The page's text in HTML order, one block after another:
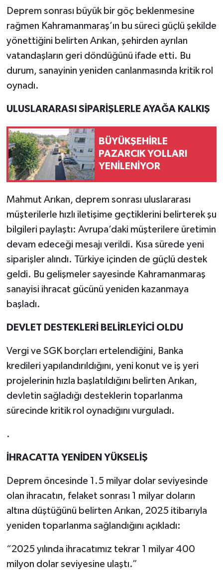
Deprem sonrası büyük bir göç beklenmesine
rağmen Kahramanmaraş’ın bu süreci güçlü şekilde
yönettiğini belirten Arıkan, şehirden ayrılan
vatandaşların geri döndüğünü ifade etti. Bu
durum, sanayinin yeniden canlanmasında kritik rol
oynadı.
ULUSLARARASI SİPARİŞLERLE AYAĞA KALKIŞ
BÜYÜKŞEHİRLE
PAZARCIK YOLLARI
YENİLENİYOR
Mahmut Arıkan, deprem sonrası uluslararası
müşterilerle hızlı iletişime geçtiklerini belirterek şu
bilgileri paylaştı: Avrupa’daki müşterilere üretimin
devam edeceği mesajı verildi. Kısa sürede yeni
siparişler alındı. Türkiye içinden de güçlü destek
geldi. Bu gelişmeler sayesinde Kahramanmaraş
sanayisi ihracat gücünü yeniden kazanmaya
başladı.
DEVLET DESTEKLERİ BELİRLEYİCİ OLDU
Vergi ve SGK borçları ertelendiğini, Banka
kredileri yapılandırıldığını, yeni konut ve iş yeri
projelerinin hızla başlatıldığını belirten Arıkan,
devletin sağladığı desteklerin toparlanma
sürecinde kritik rol oynadığını vurguladı.
.
İHRACATTA YENİDEN YÜKSELİŞ
Deprem öncesinde 1.5 milyar dolar seviyesinde
olan ihracatın, felaket sonrası 1 milyar doların
altına düştüğünü belirten Arıkan, 2025 itibarıyla
yeniden toparlanma sağlandığını açıkladı:
“2025 yılında ihracatımız tekrar 1 milyar 400
milyon dolar seviyesine ulaştı.”